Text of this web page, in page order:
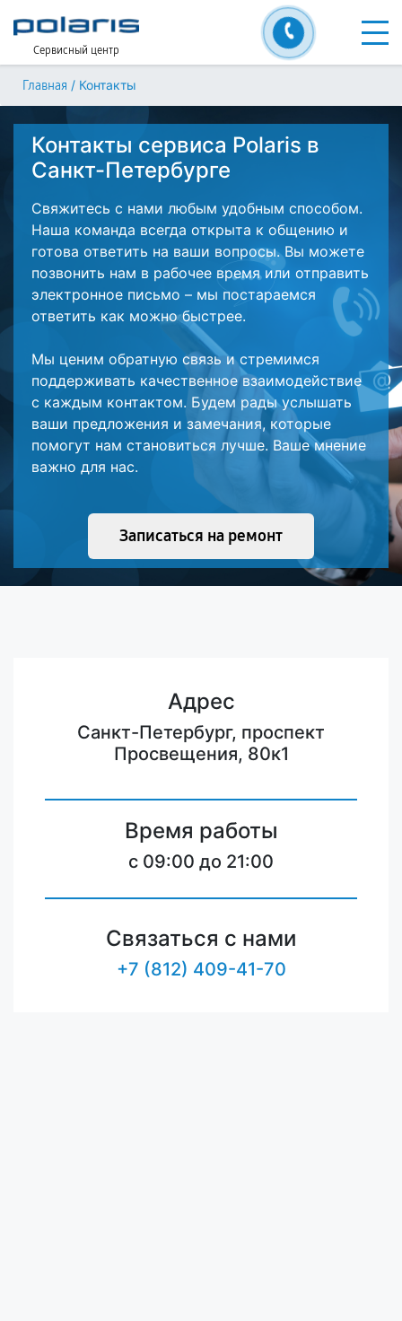
Сервисный центр
Главная / Контакты
Контакты сервиса Polaris в
Санкт-Петербурге
Свяжитесь с нами любым удобным способом.
Наша команда всегда открыта к общению и
готова ответить на ваши вопросы. Вы можете
позвонить нам в рабочее время или отправить
электронное письмо – мы постараемся
ответить как можно быстрее.
Мы ценим обратную связь и стремимся
поддерживать качественное взаимодействие
с каждым контактом. Будем рады услышать
ваши предложения и замечания, которые
помогут нам становиться лучше. Ваше мнение
важно для нас.
Записаться на ремонт
Адрес
Санкт-Петербург, проспект
Просвещения, 80к1
Время работы
c 09:00 до 21:00
Связаться с нами
+7 (812) 409-41-70